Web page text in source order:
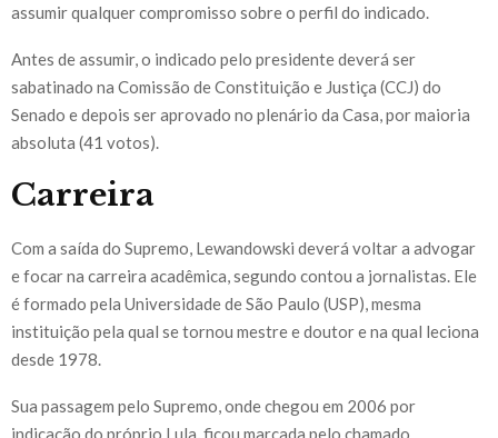
assumir qualquer compromisso sobre o perfil do indicado.
Antes de assumir, o indicado pelo presidente deverá ser
sabatinado na Comissão de Constituição e Justiça (CCJ) do
Senado e depois ser aprovado no plenário da Casa, por maioria
absoluta (41 votos).
Carreira
Com a saída do Supremo, Lewandowski deverá voltar a advogar
e focar na carreira acadêmica, segundo contou a jornalistas. Ele
é formado pela Universidade de São Paulo (USP), mesma
instituição pela qual se tornou mestre e doutor e na qual leciona
desde 1978.
Sua passagem pelo Supremo, onde chegou em 2006 por
indicação do próprio Lula, ficou marcada pelo chamado